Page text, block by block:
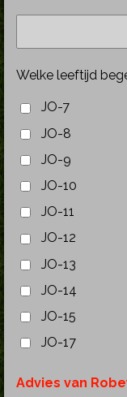
Welke leeftijd
JO-7
JO-8
JO-9
JO-10
JO-11
JO-12
JO-13
JO-14
JO-15
JO-17
Advies van